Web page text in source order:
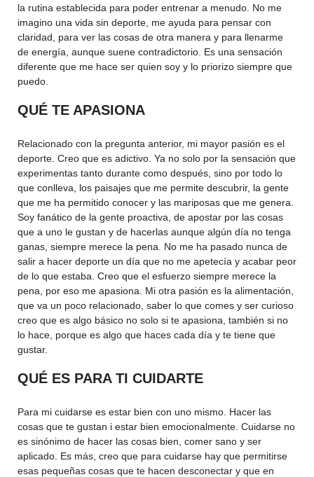
la rutina establecida para poder entrenar a menudo. No me
imagino una vida sin deporte, me ayuda para pensar con
claridad, para ver las cosas de otra manera y para llenarme
de energía, aunque suene contradictorio. Es una sensación
diferente que me hace ser quien soy y lo priorizo siempre que
puedo.
QUÉ TE APASIONA
Relacionado con la pregunta anterior, mi mayor pasión es el
deporte. Creo que es adictivo. Ya no solo por la sensación que
experimentas tanto durante como después, sino por todo lo
que conlleva, los paisajes que me permite descubrir, la gente
que me ha permitido conocer y las mariposas que me genera.
Soy fanático de la gente proactiva, de apostar por las cosas
que a uno le gustan y de hacerlas aunque algún día no tenga
ganas, siempre merece la pena. No me ha pasado nunca de
salir a hacer deporte un día que no me apetecía y acabar peor
de lo que estaba. Creo que el esfuerzo siempre merece la
pena, por eso me apasiona. Mi otra pasión es la alimentación,
que va un poco relacionado, saber lo que comes y ser curioso
creo que es algo básico no solo si te apasiona, también si no
lo hace, porque es algo que haces cada día y te tiene que
gustar.
QUÉ ES PARA TI CUIDARTE
Para mi cuidarse es estar bien con uno mismo. Hacer las
cosas que te gustan i estar bien emocionalmente. Cuidarse no
es sinónimo de hacer las cosas bien, comer sano y ser
aplicado. Es más, creo que para cuidarse hay que permitirse
esas pequeñas cosas que te hacen desconectar y que en